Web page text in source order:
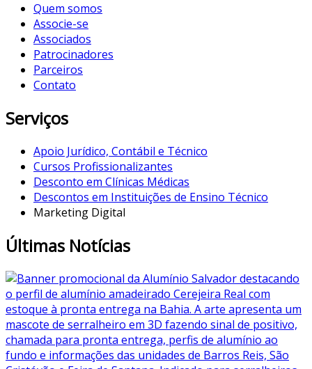
Quem somos
Associe-se
Associados
Patrocinadores
Parceiros
Contato
Serviços
Apoio Jurídico, Contábil e Técnico
Cursos Profissionalizantes
Desconto em Clínicas Médicas
Descontos em Instituições de Ensino Técnico
Marketing Digital
Últimas Notícias